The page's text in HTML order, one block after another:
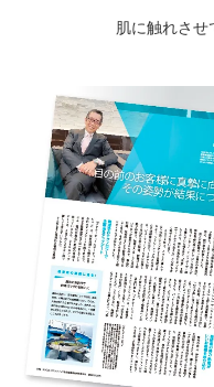
肌に触れさせ